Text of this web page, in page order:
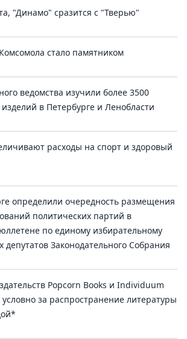
"Динамо" сразится с "Тверью"
стало памятником
ведомства изучили более 3500
в Петербурге и Ленобласти
расходы на спорт и здоровый
определили очередность размещения
политических партий в
по единому избирательному
депутатов Законодательного Собрания
Popcorn Books и Individuum
за распространение литературы